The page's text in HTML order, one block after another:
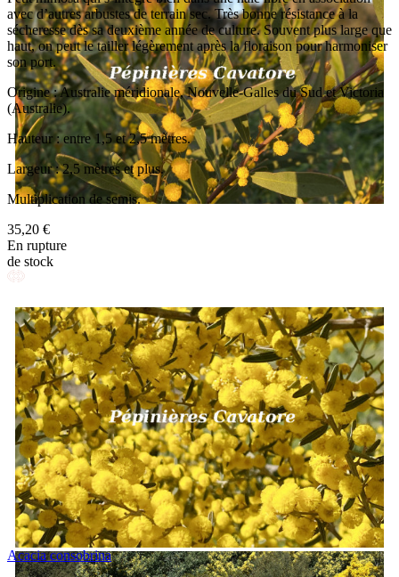
avec d’autres arbustes de terrain sec. Très bonne résistance à la
sécheresse dès sa deuxième année de culture. Souvent plus large que
haut, on peut le tailler légèrement après la floraison pour harmoniser
son port.
Origine : Australie méridionale, Nouvelle-Galles du Sud et Victoria
(Australie).
Hauteur : entre 1,5 et 2,5 mètres.
Largeur : 2,5 mètres et plus.
Multiplication de semis.
35,20 €
En rupture
de stock
Acacia consobrina